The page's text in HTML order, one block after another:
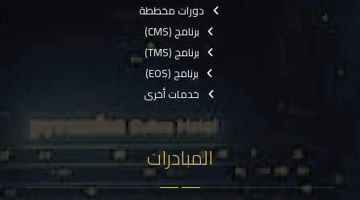
دورات مخططة
برنامج (CMS)
برنامج (TMS)
برنامج (EOS)
خدمات أخرى
المبادرات